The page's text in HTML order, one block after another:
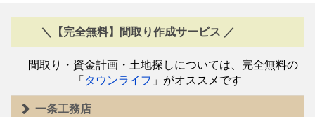
＼【完全無料】間取り作成サービス ／
間取り・資金計画・土地探しについては、完全無料の
「タウンライフ 」がオススメです
一条工務店